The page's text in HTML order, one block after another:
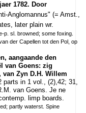
1782. Door
Anglomannus" (= Amst.,
later plain wr.
p. sl. browned; some foxing.
der Capellen tot den Pol, op
aangaande den
van Goens: zig
Zyn D.H. Willem
parts in 1 vol., (2),42; 31,
van Goens. Je ne
limp boards.
partly waterst. Spine